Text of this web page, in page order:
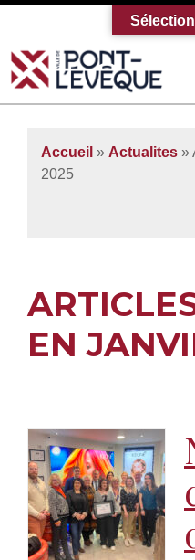
Accueil » Actualites »
2025
EN